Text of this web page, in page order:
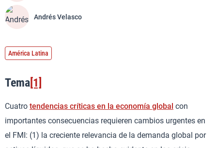
Andrés Velasco
América Latina
Tema[1]
Cuatro tendencias críticas en la economía global con
importantes consecuencias requieren cambios urgentes en
el FMI: (1) la creciente relevancia de la demanda global por